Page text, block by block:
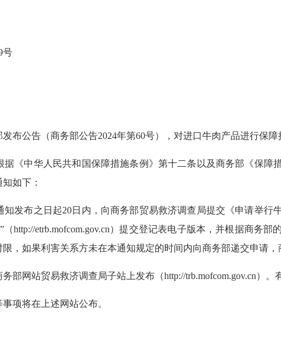
号
布公告（商务部公告2024年第60号），对进口牛肉产品进行保障
《中华人民共和国保障措施条例》第十二条以及商务部《保障
如下：
知发布之日起20日内，向商务部贸易救济调查局提交《申请举行
（http://etrb.mofcom.gov.cn）提交登记表电子版本，并根据商务部
，如果利害关系方未在本通知规定的时间内向商务部递交申请，
部网站贸易救济调查局子站上发布（http://trb.mofcom.gov.cn）。
项将在上述网站公布。